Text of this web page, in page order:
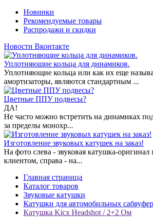
Новинки
Рекомендуемые товары
Распродажи и скидки
Новости Вконтакте
Уплотняющие кольца для динамиков.
Уплотняющие кольца или как их еще
амортизаторы, являются стандартным ...
Цветные ППУ подвесы?
ДА!
Не часто можно встретить на динамиках
за пределы монохр...
Изготовление звуковых катушек на заказ!
На фото слева - звуковая катушка-оригинал
клиентом, справа - на...
Главная страница
Каталог товаров
Звуковые катушки
Катушки для автомобильных
Катушка Kicx Headshot / 2+2 Ом